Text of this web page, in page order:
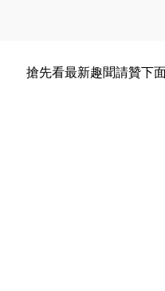
搶先看最新趣聞請贊下